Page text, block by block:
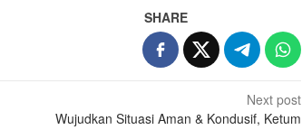
SHARE
Next post
Wujudkan Situasi Aman & Kondusif, Ketum